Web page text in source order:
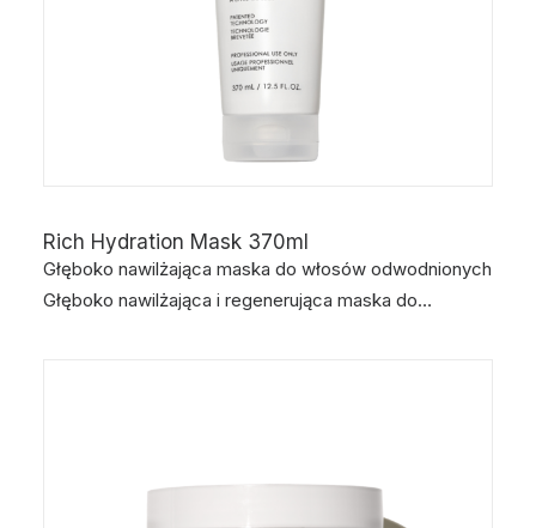
Rich Hydration Mask 370ml
Głęboko nawilżająca maska do włosów odwodnionych
Głęboko nawilżająca i regenerująca maska do…